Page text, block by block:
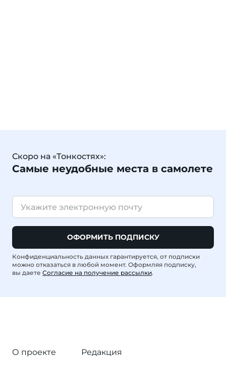
Скоро на «Тонкостях»:
Самые неудобные места в самолете
ОФОРМИТЬ ПОДПИСКУ
Конфиденциальность данных гарантируется, от подписки
можно отказаться в любой момент. Оформляя подписку,
вы даете Согласие на получение рассылки.
О проекте
Редакция